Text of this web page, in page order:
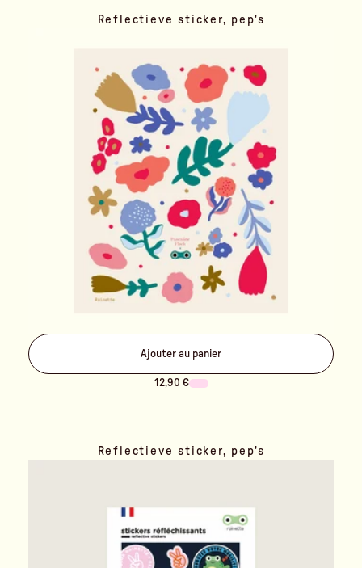
Reflectieve sticker, pep's
Ajouter au panier
12,90 €
Reflectieve sticker, pep's